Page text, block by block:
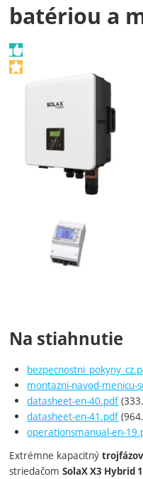
batériou a
Fotografie
Na stiahnutie
montazni-navod-menicu-
datasheet-en-40.pdf
datasheet-en-41.pdf
operationsmanual-en-
Extrémne kapacitný
striedačomSolaX X3 Hybrid